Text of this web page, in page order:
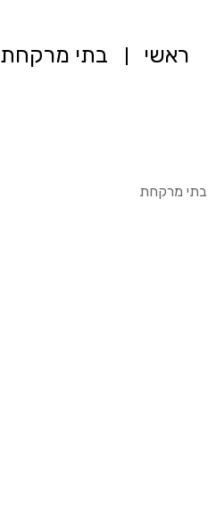
ראשי בתי מרקחת
בתי מרקחת